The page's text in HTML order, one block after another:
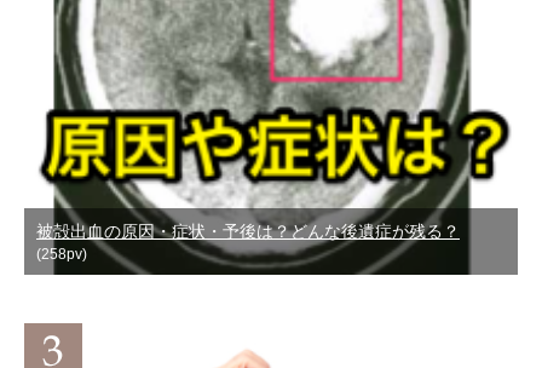
被殻出血の原因・症状・予後は？どんな後遺症が残る？
(258pv)